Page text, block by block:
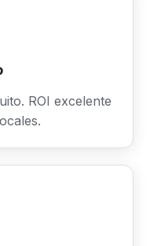
ROI excelente